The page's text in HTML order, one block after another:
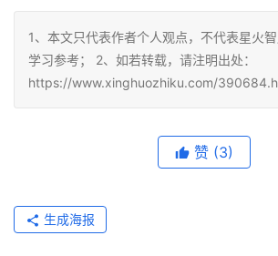
1、本文只代表作者个人观点，不代表星火
学习参考； 2、如若转载，请注明出处：
https://www.xinghuozhiku.com/
赞 (3)
生成海报